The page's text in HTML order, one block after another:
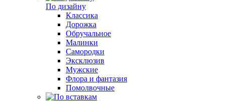
По дизайну
Классика
Дорожка
Обручальное
Малинки
Самородки
Эксклюзив
Мужские
Флора и фантазия
Помолвочные